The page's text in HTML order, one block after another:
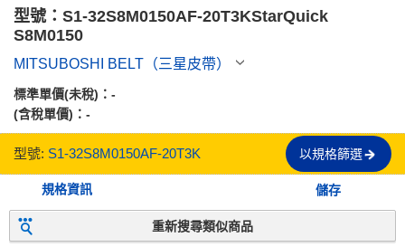
型號：S1-32S8M0150AF-20T3KStarQuick
S8M0150
MITSUBOSHI BELT（三星皮帶）
標準單價(未稅)： -
(含稅單價)： -
型號: S1-32S8M0150AF-20T3K 以規格篩選
規格資訊 儲存
重新搜尋類似商品